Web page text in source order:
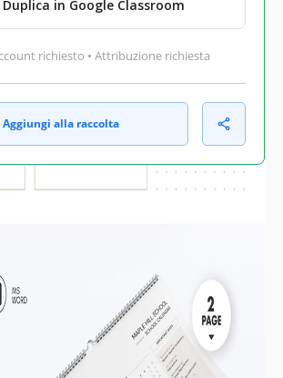
Duplica in Google Classroom
richiesto • Attribuzione richiesta
Aggiungi alla raccolta
e stili di testo
delle date importanti
A4 e A3
degli eventi scolastici